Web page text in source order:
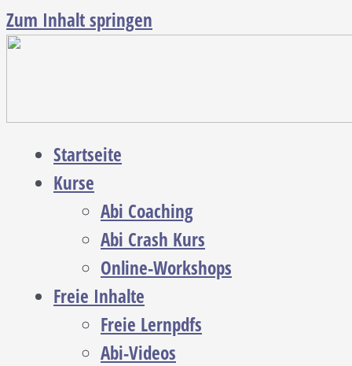
Zum Inhalt springen
Startseite
Kurse
Abi Coaching
Abi Crash Kurs
Online-Workshops
Freie Inhalte
Freie Lernpdfs
Abi-Videos